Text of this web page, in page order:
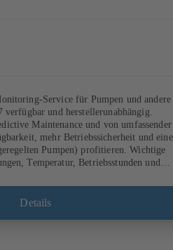
Service für Pumpen und andere
verfügbar und herstellerunabhängig.
Maintenance und von umfassender
mehr Betriebssicherheit und
Pumpen) profitieren. Wichtige
Temperatur, Betriebsstunden und
eine Abweichung zum
über das KSB Guard Web-
Details